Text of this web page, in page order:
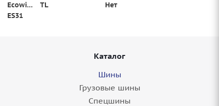
Ecowing
ES31
TL Нет
Каталог
Шины
Грузовые шины
Спецшины